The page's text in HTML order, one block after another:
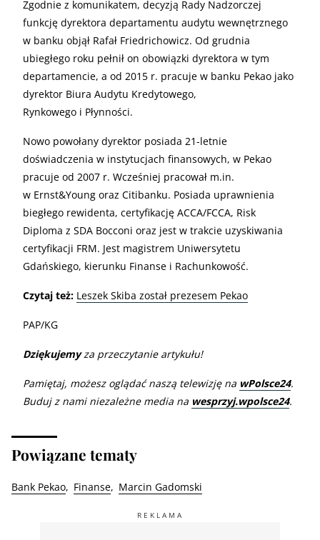
Zgodnie z komunikatem, decyzją Rady Nadzorczej
funkcję dyrektora departamentu audytu wewnętrznego
w banku objął Rafał Friedrichowicz. Od grudnia
ubiegłego roku pełnił on obowiązki dyrektora w tym
departamencie, a od 2015 r. pracuje w banku Pekao jako
dyrektor Biura Audytu Kredytowego,
Rynkowego i Płynności.
Nowo powołany dyrektor posiada 21-letnie
doświadczenia w instytucjach finansowych, w Pekao
pracuje od 2007 r. Wcześniej pracował m.in.
w Ernst&Young oraz Citibanku. Posiada uprawnienia
biegłego rewidenta, certyfikację ACCA/FCCA, Risk
Diploma z SDA Bocconi oraz jest w trakcie uzyskiwania
certyfikacji FRM. Jest magistrem Uniwersytetu
Gdańskiego, kierunku Finanse i Rachunkowość.
Czytaj też: Leszek Skiba został prezesem Pekao
PAP/KG
Dziękujemyza przeczytanie artykułu!
Pamiętaj, możesz oglądać naszą telewizję na wPolsce24.
Buduj z nami niezależne media na wesprzyj.wpolsce24.
Powiązane tematy
Bank Pekao Finanse Marcin Gadomski